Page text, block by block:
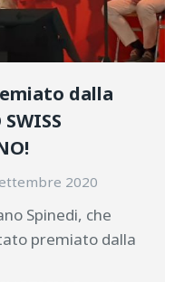
dalla
2020
Spinedi, che
premiato dalla